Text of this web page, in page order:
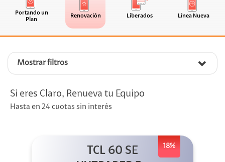
Portando un
Plan
Renovación Liberados Línea Nueva
Mostrar filtros
Si eres Claro, Renueva tu Equipo
Hasta en 24 cuotas sin interés
18%
TCL 60 SE